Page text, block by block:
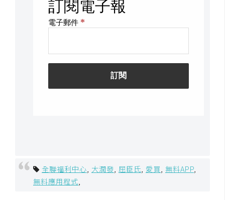
全聯福利中心 大潤發 屈臣氏 愛買 無料APP
無料應用程式